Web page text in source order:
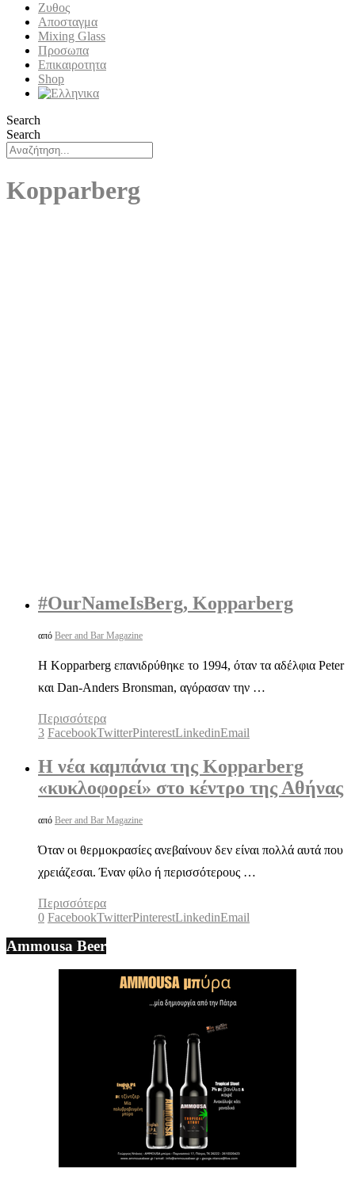
Ζυθος
Αποσταγμα
Mixing Glass
Προσωπα
Επικαιροτητα
Shop
Search
Search
Kopparberg
#ΟurNameIsBerg, Kopparberg
από Beer and Bar Magazine
Η Kopparberg επανιδρύθηκε το 1994, όταν τα αδέλφια Peter
και Dan-Anders Bronsman, αγόρασαν την …
Περισσότερα
3 FacebookTwitterPinterestLinkedinEmail
H νέα καμπάνια της Kopparberg
«κυκλοφορεί» στο κέντρο της Αθήνας
από Beer and Bar Magazine
Όταν οι θερμοκρασίες ανεβαίνουν δεν είναι πολλά αυτά που
χρειάζεσαι. Έναν φίλο ή περισσότερους …
Περισσότερα
0 FacebookTwitterPinterestLinkedinEmail
Ammousa Beer